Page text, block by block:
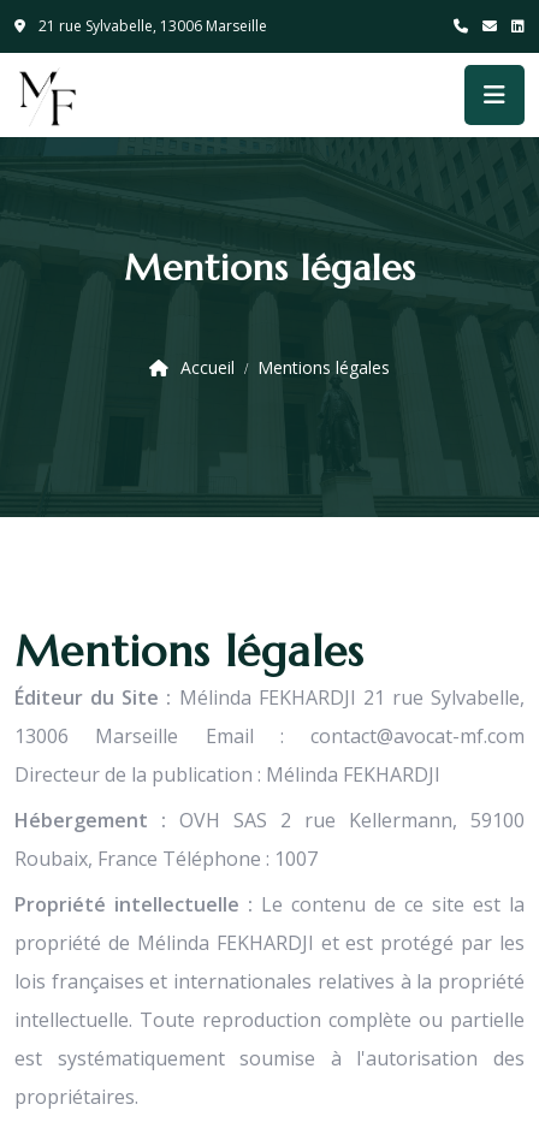
21 rue Sylvabelle, 13006 Marseille
Mentions légales
Accueil Mentions légales
Mentions légales
Éditeur du Site : Mélinda FEKHARDJI 21 rue Sylvabelle,
13006 Marseille Email : contact@avocat-mf.com
Directeur de la publication : Mélinda FEKHARDJI
Hébergement : OVH SAS 2 rue Kellermann, 59100
Roubaix, France Téléphone : 1007
Propriété intellectuelle : Le contenu de ce site est la
propriété de Mélinda FEKHARDJI et est protégé par les
lois françaises et internationales relatives à la propriété
intellectuelle. Toute reproduction complète ou partielle
est systématiquement soumise à l'autorisation des
propriétaires.